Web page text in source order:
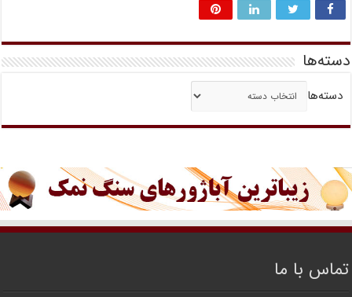
دسته‌ها
دسته‌ها
تماس با ما